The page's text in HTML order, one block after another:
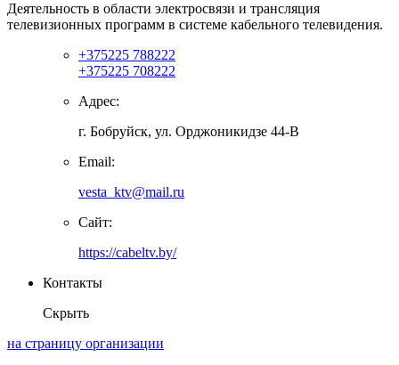
Деятельность в области электросвязи и трансляция
телевизионных программ в системе кабельного телевидения.
+375225 788222
+375225 708222
Адрес:
г. Бобруйск, ул. Орджоникидзе 44-В
Email:
vesta_ktv@mail.ru
Сайт:
https://cabeltv.by/
Контакты
Скрыть
на страницу организации